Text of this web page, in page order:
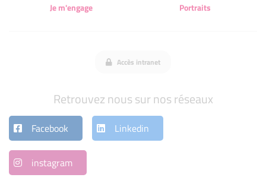
Je m'engage
Portraits
Accès intranet
Retrouvez nous sur nos réseaux
Facebook Linkedin
instagram